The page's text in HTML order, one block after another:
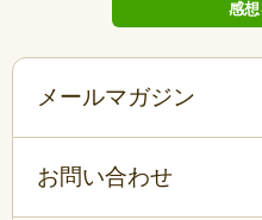
メールマガジン
お問い合わせ